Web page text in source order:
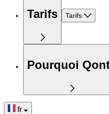
Tarifs Tarifs
Pourquoi
fr